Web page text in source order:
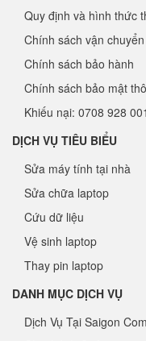
Quy định và hình thức
Chính sách vận
Chính sách bảo hành
Chính sách bảo mật
Khiếu nại: 0708 928 001
DỊCH VỤ TIÊU BIỂU
Sửa máy tính tại nhà
Sửa chữa laptop
Cứu dữ liệu
Vệ sinh laptop
Thay pin laptop
DANH MỤC DỊCH VỤ
Dịch Vụ Tại Saigon